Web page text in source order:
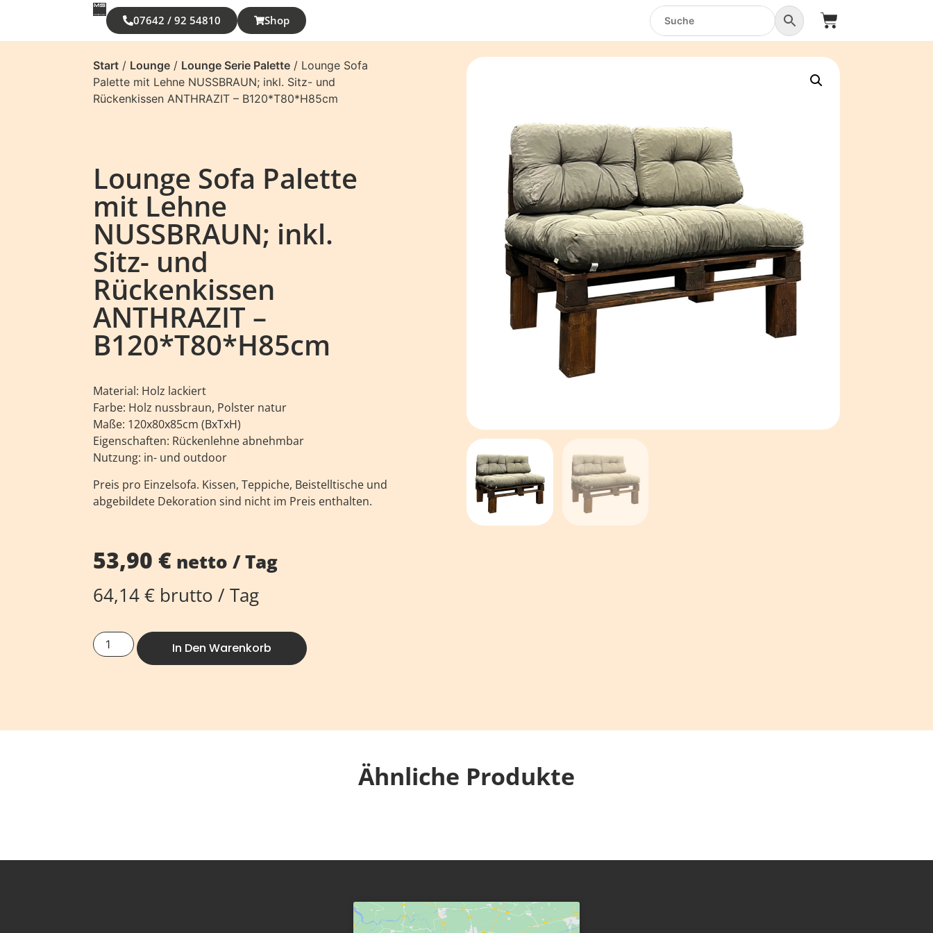
07642 / 92 54810 Shop
Start / Lounge / Lounge Serie Palette / Lounge Sofa
Palette mit Lehne NUSSBRAUN; inkl. Sitz- und
Rückenkissen ANTHRAZIT – B120*T80*H85cm
Lounge Sofa Palette
mit Lehne
NUSSBRAUN; inkl.
Sitz- und
Rückenkissen
ANTHRAZIT –
B120*T80*H85cm
Material: Holz lackiert
Farbe: Holz nussbraun, Polster natur
Maße: 120x80x85cm (BxTxH)
Eigenschaften: Rückenlehne abnehmbar
Nutzung: in- und outdoor
Preis pro Einzelsofa. Kissen, Teppiche, Beistelltische und
abgebildete Dekoration sind nicht im Preis enthalten.
53,90€ netto / Tag
64,14€ brutto / Tag
In Den Warenkorb
Ähnliche Produkte